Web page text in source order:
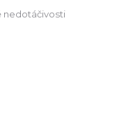
nedotáčivosti